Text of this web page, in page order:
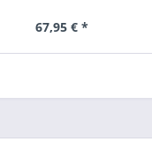
67,95 € *